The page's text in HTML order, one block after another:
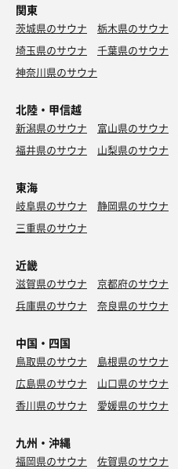
関東
茨城県のサウナ 栃木県のサウナ
埼玉県のサウナ
千葉県のサウナ
神奈川県のサウナ
北陸・甲信越
新潟県のサウナ 富山県のサウナ
福井県のサウナ
山梨県のサウナ
東海
岐阜県のサウナ 静岡県のサウナ
三重県のサウナ
近畿
滋賀県のサウナ 京都府のサウナ
兵庫県のサウナ
奈良県のサウナ
中国・四国
鳥取県のサウナ 島根県のサウナ
広島県のサウナ
山口県のサウナ
香川県のサウナ
愛媛県のサウナ
九州・沖縄
福岡県のサウナ 佐賀県のサウナ